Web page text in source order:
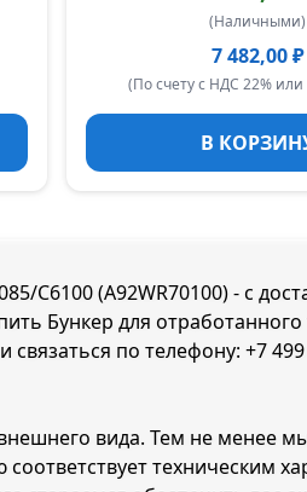
(Наличными)
7 482,00 ₽
(По счету с НДС 22% или
В
C6100 (A92WR70100) - с
Бункер для
связаться по телефону: +7
вида. Тем не менее
техническим